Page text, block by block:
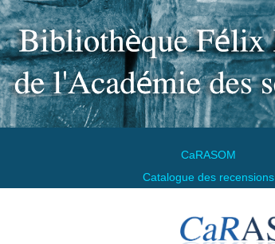
CaRASOM
Catalogue des recensions